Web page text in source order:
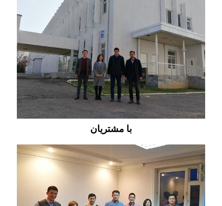
با مشتریان